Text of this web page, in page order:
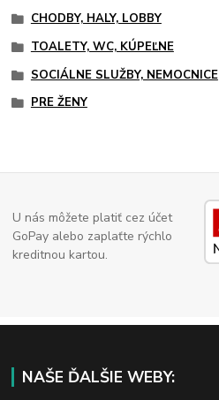
CHODBY, HALY, LOBBY
TOALETY, WC, KÚPEĽNE
SOCIÁLNE SLUŽBY, NEMOCNICE
PRE ŽENY
U nás môžete platiť cez účet
GoPay alebo zaplaťte rýchlo
kreditnou kartou.
NAŠE ĎALŠIE WEBY: